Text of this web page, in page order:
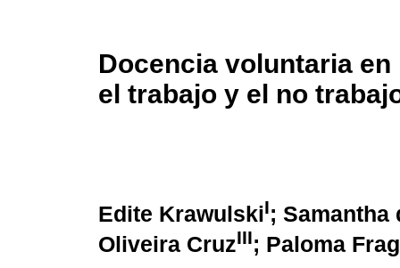
Docencia voluntaria
el trabajo y el no
Edite KrawulskiI; Samantha
Oliveira CruzIII; Paloma